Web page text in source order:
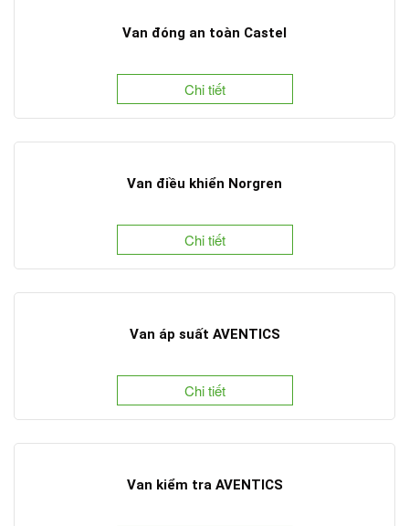
Van đóng an toàn Castel
Chi tiết
Van điều khiển Norgren
Chi tiết
Van áp suất AVENTICS
Chi tiết
Van kiểm tra AVENTICS